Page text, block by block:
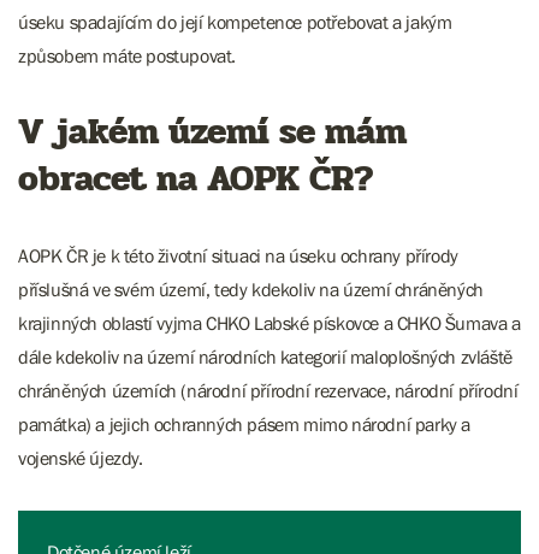
úseku spadajícím do její kompetence potřebovat a jakým
způsobem máte postupovat.
V jakém území se mám
obracet na AOPK ČR?
AOPK ČR je k této životní situaci na úseku ochrany přírody
příslušná ve svém území, tedy kdekoliv na území chráněných
krajinných oblastí vyjma CHKO Labské pískovce a CHKO Šumava a
dále kdekoliv na území národních kategorií maloplošných zvláště
chráněných územích (národní přírodní rezervace, národní přírodní
památka) a jejich ochranných pásem mimo národní parky a
vojenské újezdy.